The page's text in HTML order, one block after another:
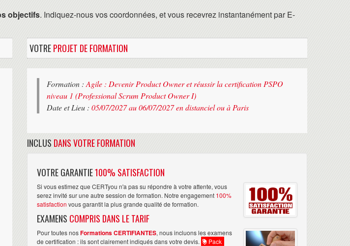
objectifs. Indiquez-nous vos coordonnées, et vous recevrez instantanément par E-
VOTREPROJET DE FORMATION
Formation : Agile : Devenir Product Owner et réussir la certification PSPO
niveau 1 (Professional Scrum Product Owner I)
Date et Lieu : 05/07/2027 au 06/07/2027 en distanciel ou à Paris
INCLUS DANS VOTRE FORMATION
VOTRE GARANTIE100% SATISFACTION
Si vous estimez que CERTyou n'a pas su répondre à votre attente, vous
serez invité sur une autre session de formation. Notre engagement 100%
satisfaction vous garantit la plus grande qualité de formation.
EXAMENS COMPRIS DANS LE TARIF
Pour toutes nosFormations CERTIFIANTES, nous incluons les examens
de certification : ils sont clairement indiqués dans votre devis.
Pack